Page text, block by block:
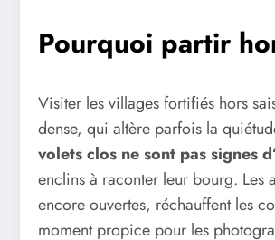
Pourquoi partir
Visiter les villages fortifiés hors
dense, qui altère parfois la
volets clos ne sont pas signes
enclins à raconter leur bourg. Les
encore ouvertes, réchauffent les
moment propice pour les